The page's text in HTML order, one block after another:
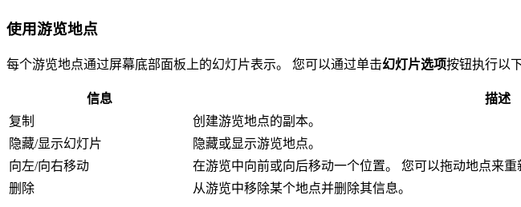
使用游览地点
每个游览地点通过屏幕底部面板上的幻灯片表示。 您可以通过单击幻灯片选项按钮执行以
信息
描述
复制
创建游览地点的副本。
隐藏/显示幻灯片
隐藏或显示游览地点。
向左/向右移动
在游览中向前或向后移动一个位置。 您可以拖动地点来重
删除
从游览中移除某个地点并删除其信息。